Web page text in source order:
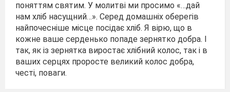
поняттям святим. У молитві ми просимо «…дай
нам хліб насущний…». Серед домашніх оберегів
найпочесніше місце посідає хліб. Я вірю, що в
кожне ваше серденько попаде зернятко добра. І
так, як із зернятка виростає хлібний колос, так і в
ваших серцях проросте великий колос добра,
честі, поваги.